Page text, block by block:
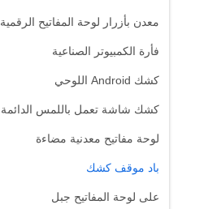
معدن بأزرار لوحة المفاتيح الرقمية
فأرة الكمبيوتر الصناعية
كشك Android اللوحي
كشك شاشة تعمل باللمس الدائمة
لوحة مفاتيح معدنية مضاءة
باد موقف كشك
على لوحة المفاتيح جبل